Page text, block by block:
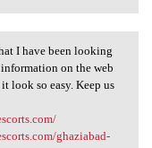
that
I have been looking
on the web
look so easy. Keep us
ghaziabad-